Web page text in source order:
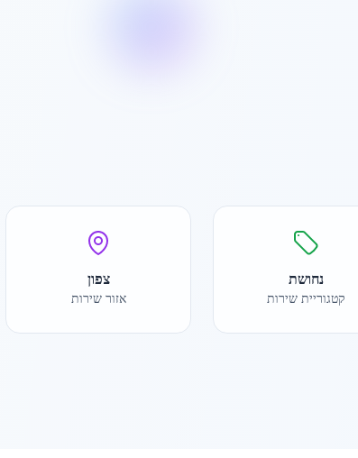
נחושת
קטגוריית שירות
צפון
אזור שירות